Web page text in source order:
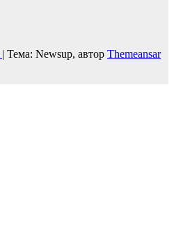
| Тема: Newsup, автор Themeansar